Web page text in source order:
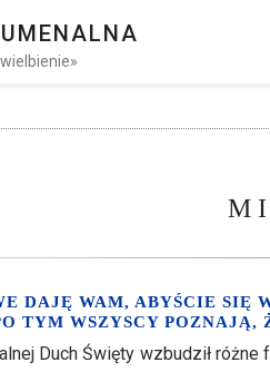
DAJĘ WAM, ABYŚCIE
TYM WSZYSCY
Duch Święty wzbudził